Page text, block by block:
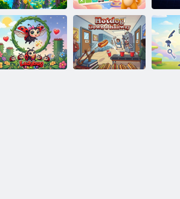
Aventure des
ailes Tappy
AnimalDoku